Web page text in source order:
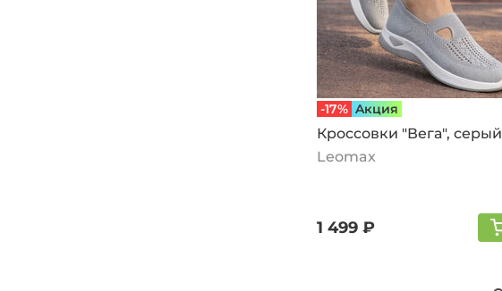
-17% Aкция
Кроссовки "Вега", серый
Leomax
1 499 ₽